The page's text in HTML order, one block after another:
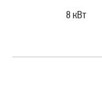
8 кВт